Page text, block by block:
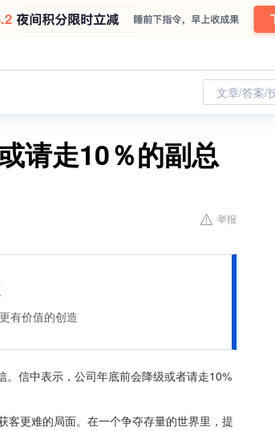
文章/答案/
请走10％的副总
举报
有价值的创造
信中表示，公司年底前会降级或者请走10%
客更难的局面。在一个争夺存量的世界里，提